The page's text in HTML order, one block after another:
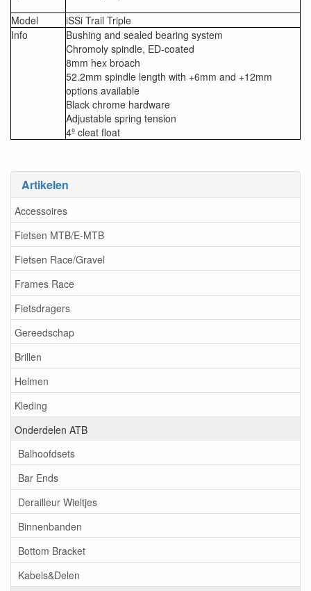
Artikelen
Accessoires
Fietsen MTB/E-MTB
Fietsen Race/Gravel
Frames Race
Fietsdragers
Gereedschap
Brillen
Helmen
Kleding
Onderdelen ATB
Balhoofdsets
Bar Ends
Derailleur Wieltjes
Binnenbanden
Bottom Bracket
Kabels&Delen
Model
iSSi Trail Triple
Info
Bushing and sealed bearing system
Chromoly spindle, ED-coated
8mm hex broach
52.2mm spindle length with +6mm and +12mm
options available
Black chrome hardware
Adjustable spring tension
4º cleat float